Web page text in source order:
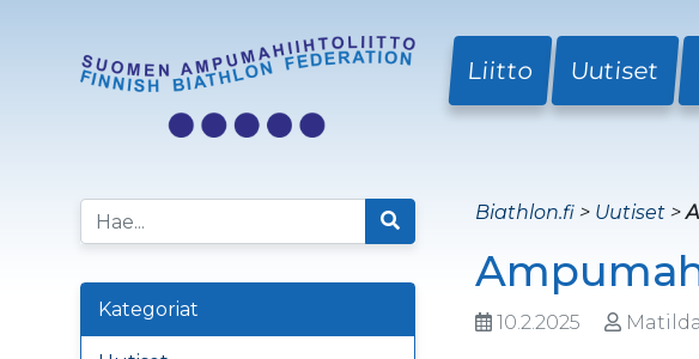
Liitto Uutiset
Kategoriat
Biathlon.fi > Uutiset >
10.2.2025